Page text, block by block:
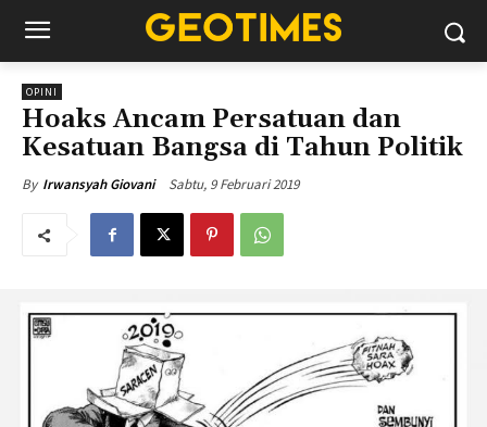
OPINI
Hoaks Ancam Persatuan dan
Kesatuan Bangsa di Tahun Politik
By Irwansyah Giovani Sabtu, 9 Februari 2019